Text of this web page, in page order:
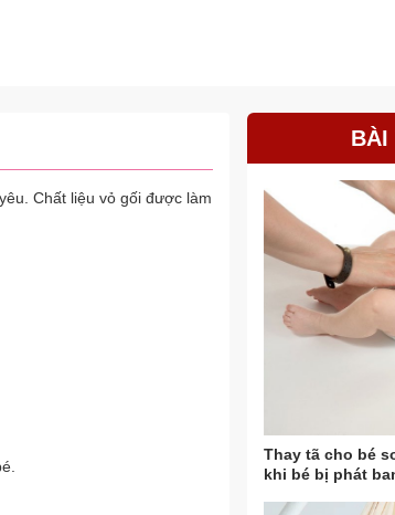
Chất liệu vỏ gối được làm
BÀI
Thay tã cho bé
khi bé bị phát